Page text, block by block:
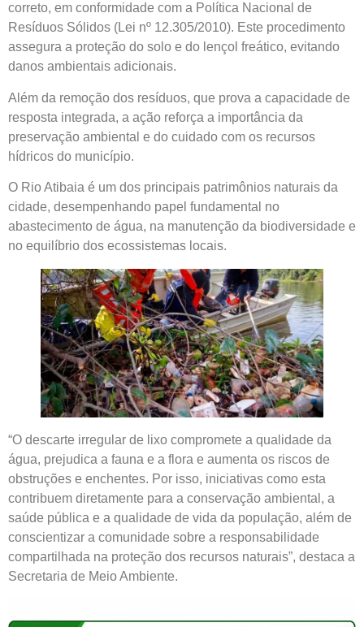
correto, em conformidade com a Política Nacional de
Resíduos Sólidos (Lei nº 12.305/2010). Este procedimento
assegura a proteção do solo e do lençol freático, evitando
danos ambientais adicionais.
Além da remoção dos resíduos, que prova a capacidade de
resposta integrada, a ação reforça a importância da
preservação ambiental e do cuidado com os recursos
hídricos do município.
O Rio Atibaia é um dos principais patrimônios naturais da
cidade, desempenhando papel fundamental no
abastecimento de água, na manutenção da biodiversidade e
no equilíbrio dos ecossistemas locais.
“O descarte irregular de lixo compromete a qualidade da
água, prejudica a fauna e a flora e aumenta os riscos de
obstruções e enchentes. Por isso, iniciativas como esta
contribuem diretamente para a conservação ambiental, a
saúde pública e a qualidade de vida da população, além de
conscientizar a comunidade sobre a responsabilidade
compartilhada na proteção dos recursos naturais”, destaca a
Secretaria de Meio Ambiente.